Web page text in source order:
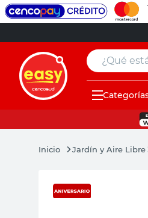
¿Qué estás
Jardín y Aire Libre
muebles